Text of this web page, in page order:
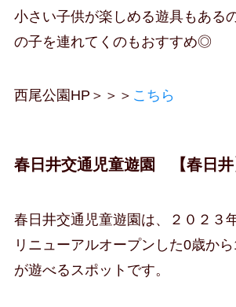
小さい子供が楽しめる遊具もある
の子を連れてくのもおすすめ◎
西尾公園HP＞＞＞ こちら
春日井交通児童遊園 【春日井
春日井交通児童遊園は、２０２３
リニューアルオープンした0歳か
が遊べるスポットです。